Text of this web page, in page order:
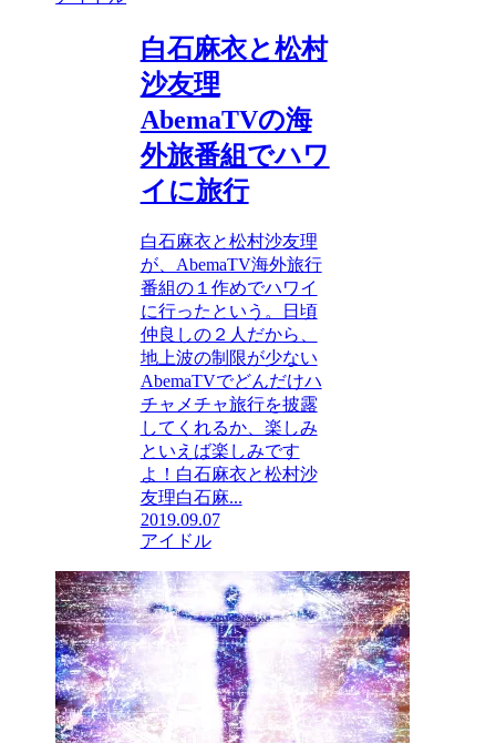
白石麻衣と松村
沙友理
AbemaTVの海
外旅番組でハワ
イに旅行
白石麻衣と松村沙友理
が、AbemaTV海外旅行
番組の１作めでハワイ
に行ったという。日頃
仲良しの２人だから、
地上波の制限が少ない
AbemaTVでどんだけハ
チャメチャ旅行を披露
してくれるか、楽しみ
といえば楽しみです
よ！白石麻衣と松村沙
友理白石麻...
2019.09.07
アイドル